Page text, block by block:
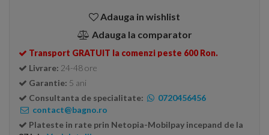
Adauga in wishlist
Adauga la comparator
Transport GRATUIT la comenzi peste 600 Ron.
Livrare: 24-48 ore
Garantie: 5 ani
Consultanta de specialitate:
0720456456
contact@bagno.ro
Plateste in rate prin Netopia-Mobilpay incepand de la